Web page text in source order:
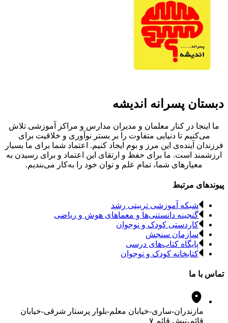
دبستان پسرانه اندیشه
ما اینجا در کنار معلمان و مدیران مدارس و مراکز آموزشی تلاش
می‌کنیم تا دنیایی متفاوت را بر بستر نوآوری و خلاقیت برای
فرزندان آینده‌ی این مرز و بوم ایجاد کنیم. اعتماد شما برای ما بسیار
ارزشمند است. ما برای حفظ و ارتقای این اعتماد و برای رسیدن به
معیارهای شما، تمام علم و توان خود را به‌کار می‌بندیم.
پیوندهای مرتبط
شبکه آموزشی تربیتی رشد
گنجینه دانستنی‌ها و معماهای هوش و ریاضی
کاردستی کودک و نوجوان
سازمان سنجش
پایگاه کتاب‌های درسی
کتابخانه کودک و نوجوان
تماس با ما
مازندران-ساری-خیابان معلم-بلوار پرستار شرقی-خیابان
قائم،نبش قائم ۷